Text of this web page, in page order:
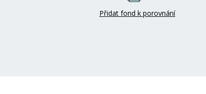
Přidat fond k porovnání